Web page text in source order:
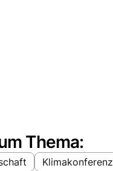
Thema:
Klimakonferenz